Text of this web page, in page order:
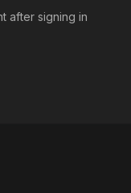
after signing in